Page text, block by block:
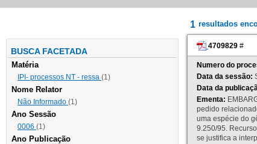
BUSCA FACETADA
Matéria
IPI- processos NT - ressa (1)
Nome Relator
Não Informado (1)
Ano Sessão
0006 (1)
Ano Publicação
1 resultados
4709829 #
Numero do
Data da sessão:
Data da
Ementa:
pedido
uma espécie do
9.250/95.
se justifica a